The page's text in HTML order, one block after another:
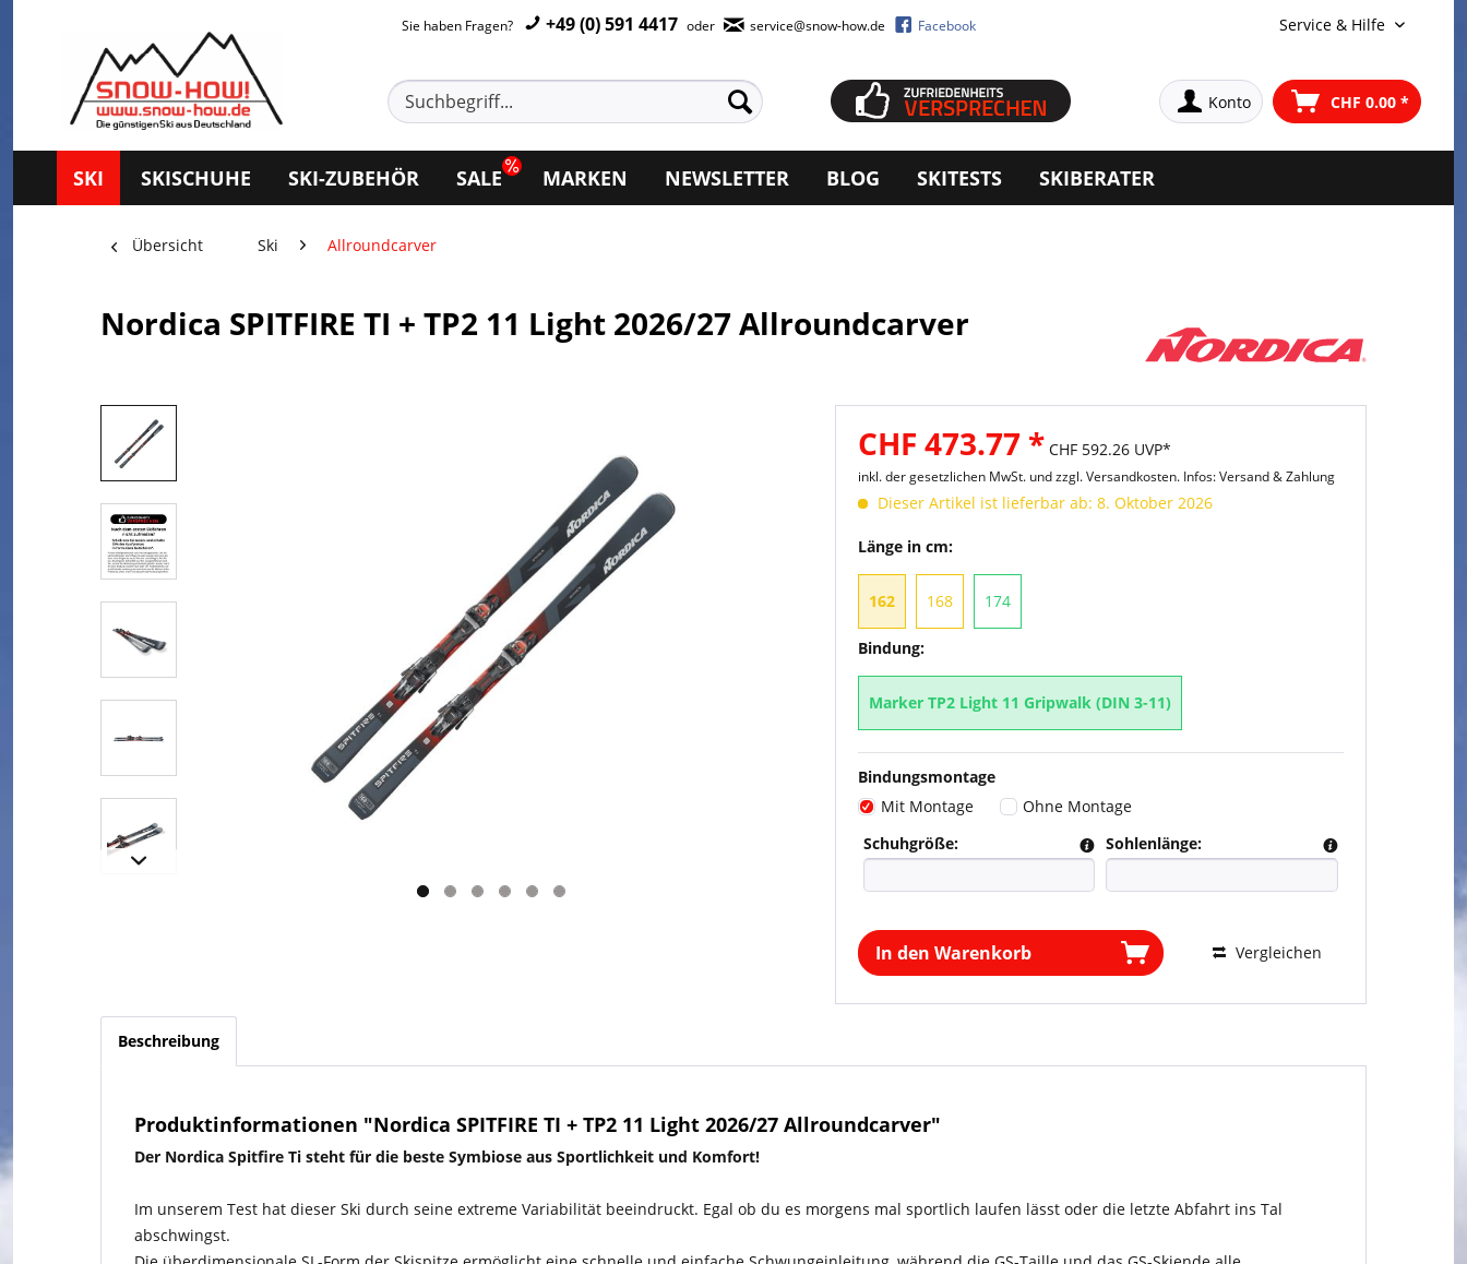
Sie haben Fragen? +49 (0) 591 4417 oder service@snow-how.de Facebook Service & Hilfe
Konto CHF 0.00 *
SKI SKISCHUHE SKI-ZUBEHÖR SALE MARKEN NEWSLETTER BLOG SKITESTS SKIBERATER
Übersicht Ski Allroundcarver
Nordica SPITFIRE TI + TP2 11 Light 2026/27 Allroundcarver
CHF 473.77 * CHF 592.26 UVP*
inkl. der gesetzlichen MwSt. undzzgl. Versandkosten. Infos: Versand & Zahlung
Dieser Artikel ist lieferbar ab: 8. Oktober 2026
Länge in cm:
162 168 174
Bindung:
Marker TP2 Light 11 Gripwalk (DIN 3-11)
Bindungsmontage
Mit Montage
Ohne Montage
Schuhgröße:
Sohlenlänge:
In den Warenkorb Vergleichen
Beschreibung
Produktinformationen "Nordica SPITFIRE TI + TP2 11 Light 2026/27 Allroundcarver"
Der Nordica Spitfire Ti steht für die beste Symbiose aus Sportlichkeit und Komfort!
Im unserem Test hat dieser Ski durch seine extreme Variabilität beeindruckt. Egal ob du es morgens mal sportlich laufen lässt oder die letzte Abfahrt ins Tal
abschwingst.